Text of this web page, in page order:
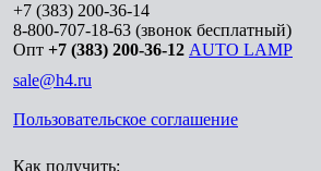
+7 (383) 200-36-14
8-800-707-18-63 (звонок бесплатный)
Опт +7 (383) 200-36-12 AUTO LAMP
sale@h4.ru
Пользовательское соглашение
Как получить: